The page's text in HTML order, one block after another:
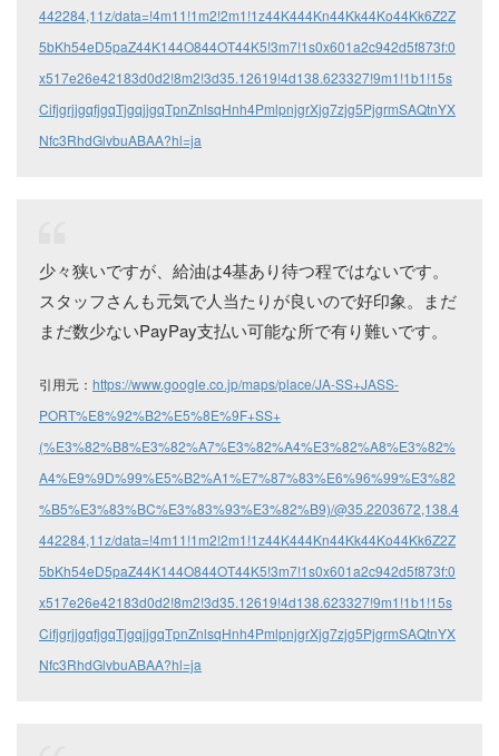
442284,11z/data=!4m11!1m2!2m1!1z44K444Kn44Kk44Ko44Kk6Z2Z
5bKh54eD5paZ44K144O844OT44K5!3m7!1s0x601a2c942d5f873f:0
x517e26e42183d0d2!8m2!3d35.12619!4d138.623327!9m1!1b1!15s
CifjgrjjgqfjgqTjgqjjgqTpnZnlsqHnh4PmlpnjgrXjg7zjg5PjgrmSAQtnYX
Nfc3RhdGlvbuABAA?hl=ja
少々狭いですが、給油は4基あり待つ程ではないです。
スタッフさんも元気で人当たりが良いので好印象。まだ
まだ数少ないPayPay支払い可能な所で有り難いです。
引用元： https://www.google.co.jp/maps/place/JA-SS+JASS-
PORT%E8%92%B2%E5%8E%9F+SS+
(%E3%82%B8%E3%82%A7%E3%82%A4%E3%82%A8%E3%82%
A4%E9%9D%99%E5%B2%A1%E7%87%83%E6%96%99%E3%82
%B5%E3%83%BC%E3%83%93%E3%82%B9)/@35.2203672,138.4
442284,11z/data=!4m11!1m2!2m1!1z44K444Kn44Kk44Ko44Kk6Z2Z
5bKh54eD5paZ44K144O844OT44K5!3m7!1s0x601a2c942d5f873f:0
x517e26e42183d0d2!8m2!3d35.12619!4d138.623327!9m1!1b1!15s
CifjgrjjgqfjgqTjgqjjgqTpnZnlsqHnh4PmlpnjgrXjg7zjg5PjgrmSAQtnYX
Nfc3RhdGlvbuABAA?hl=ja